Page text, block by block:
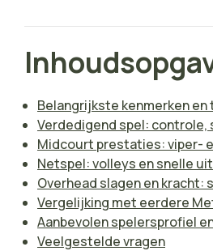
Midcourt prestaties: viper-
Netspel: volleys en snelle
Overhead slagen en kracht:
Veelgestelde vragen